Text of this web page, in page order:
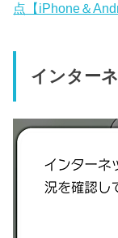
点【iPhone＆
インター